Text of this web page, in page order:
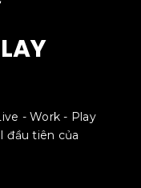
- Work - Play
đầu tiên của